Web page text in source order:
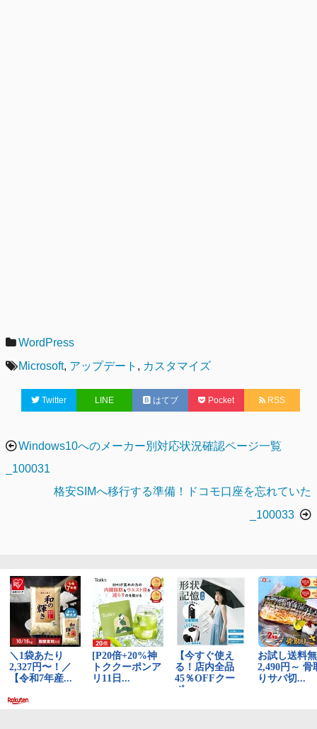
カ
テ
ゴ
リ
WordPress
タ
グ
Microsoft, アップデート , カスタマイズ
Twitter LINE はてブ Pocket RSS
投
稿
シ
ョ
ン
Windows10へのメーカー別対応状況確認ページ一覧
_100031
格安SIMへ移行する準備！ドコモ口座を忘れていた
_100033